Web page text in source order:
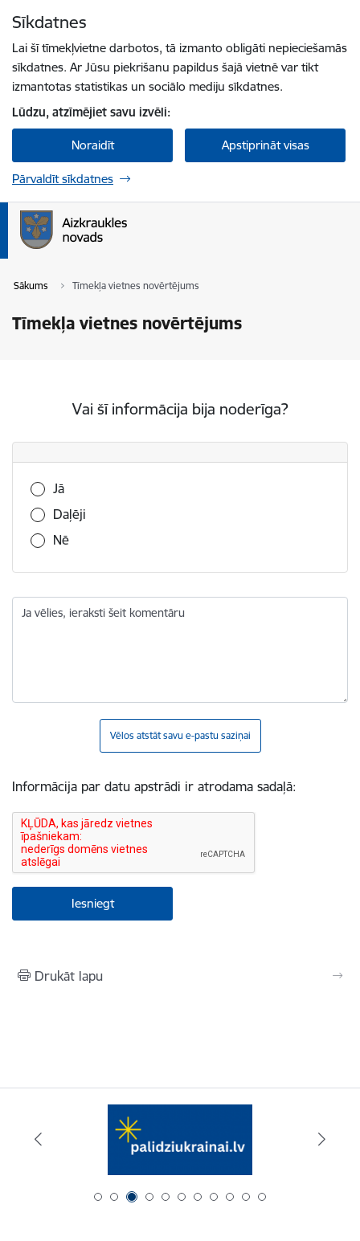
Sīkdatnes
Lai šī tīmekļvietne darbotos, tā izmanto obligāti nepieciešamās
sīkdatnes. Ar Jūsu piekrišanu papildus šajā vietnē var tikt
izmantotas statistikas un sociālo mediju sīkdatnes.
Lūdzu, atzīmējiet savu izvēli:
Noraidīt Apstiprināt visas
Pārvaldīt sīkdatnes
Sākums Tīmekļa vietnes novērtējums
Tīmekļa vietnes novērtējums
Vai šī informācija bija noderīga?
Vai šī informācija bija noderīga?
Jā
Daļēji
Nē
Ja vēlies, ieraksti šeit komentāru
Vēlos atstāt savu e-pastu saziņai
Informācija par datu apstrādi ir atrodama sadaļā:
Drukāt lapu